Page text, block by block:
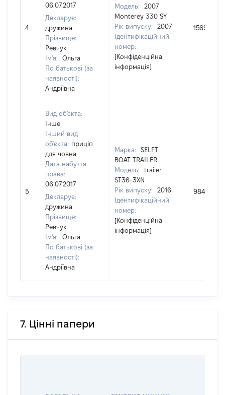
4
06.07.2017
Декларує:
дружина
Прізвище:
Ревчук
Ім'я:
Ольга
По батькові (за
наявності):
Андріївна
Модель:
2007
Monterey 330 SY
Рік випуску:
2007
Ідентифікаційний
номер:
[Конфіденційна
інформація]
1569124
5
Вид об'єкта:
Інше
Інший вид
об'єкта: приціп
для човна
Дата набуття
права:
06.07.2017
Декларує:
дружина
Прізвище:
Ревчук
Ім'я:
Ольга
По батькові (за
наявності):
Андріївна
Марка:
SELFT
BOAT TRAILER
Модель:
trailer
ST36-3XN
Рік випуску:
2016
Ідентифікаційний
номер:
[Конфіденційна
інформація]
98404
7. Цінні папери